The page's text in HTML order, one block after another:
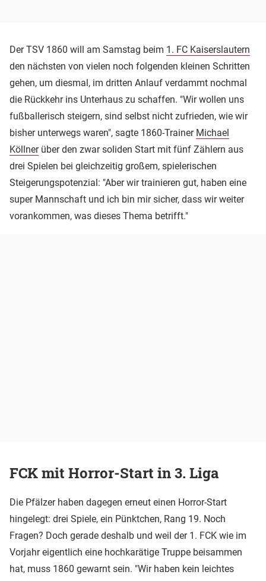
Der TSV 1860 will am Samstag beim 1. FC Kaiserslautern
den nächsten von vielen noch folgenden kleinen Schritten
gehen, um diesmal, im dritten Anlauf verdammt nochmal
die Rückkehr ins Unterhaus zu schaffen. "Wir wollen uns
fußballerisch steigern, sind selbst nicht zufrieden, wie wir
bisher unterwegs waren", sagte 1860-Trainer Michael
Köllnerüber den zwar soliden Start mit fünf Zählern aus
drei Spielen bei gleichzeitig großem, spielerischen
Steigerungspotenzial: "Aber wir trainieren gut, haben eine
super Mannschaft und ich bin mir sicher, dass wir weiter
vorankommen, was dieses Thema betrifft."
FCK mit Horror-Start in 3. Liga
Die Pfälzer haben dagegen erneut einen Horror-Start
hingelegt: drei Spiele, ein Pünktchen, Rang 19. Noch
Fragen? Doch gerade deshalb und weil der 1. FCK wie im
Vorjahr eigentlich eine hochkarätige Truppe beisammen
hat, muss 1860 gewarnt sein. "Wir haben kein leichtes